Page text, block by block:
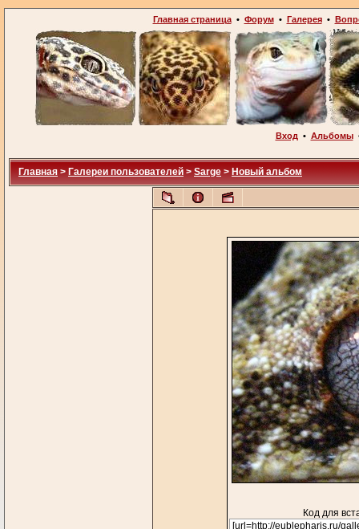
Главная страница• Форум• Галерея•
Вход • Альбомы
Главная > Галереи пользователей > Sarge > Новый альбом
Код для